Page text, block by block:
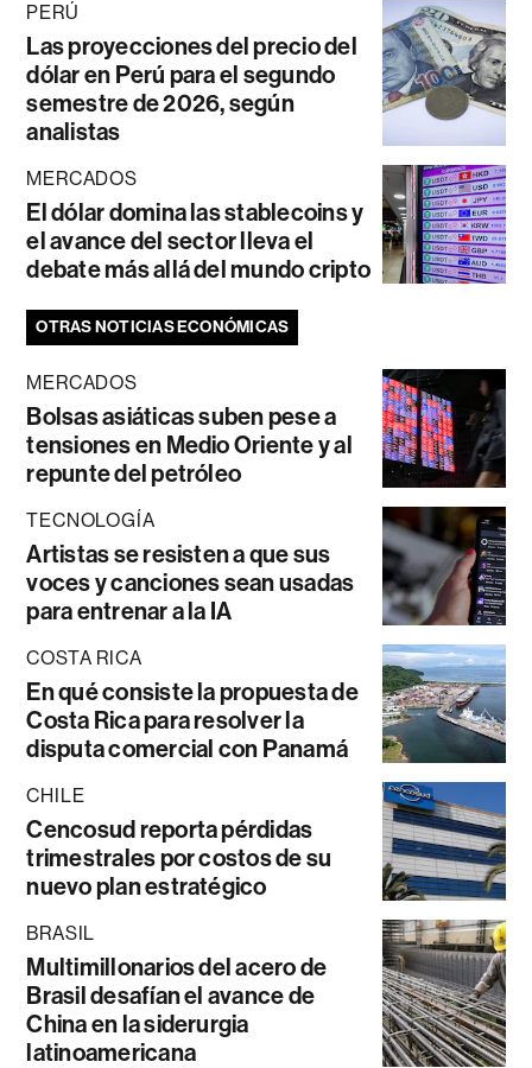
PERÚ
Las proyecciones del precio del
dólar en Perú para el segundo
semestre de 2026, según
analistas
MERCADOS
El dólar domina las stablecoins y
el avance del sector lleva el
debate más allá del mundo cripto
OTRAS NOTICIAS ECONÓMICAS
MERCADOS
Bolsas asiáticas suben pese a
tensiones en Medio Oriente y al
repunte del petróleo
TECNOLOGÍA
Artistas se resisten a que sus
voces y canciones sean usadas
para entrenar a la IA
COSTA RICA
En qué consiste la propuesta de
Costa Rica para resolver la
disputa comercial con Panamá
CHILE
Cencosud reporta pérdidas
trimestrales por costos de su
nuevo plan estratégico
BRASIL
Multimillonarios del acero de
Brasil desafían el avance de
China en la siderurgia
latinoamericana